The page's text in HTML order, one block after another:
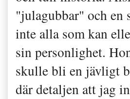
"julagubbar" och en
inte alla som kan
sin personlighet.
skulle bli en jävligt
där detaljen att jag